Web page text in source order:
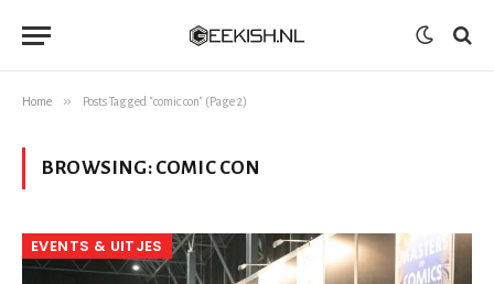
Home » Posts Tagged "comic con" (Page 2)
BROWSING: COMIC CON
EVENTS & UITJES